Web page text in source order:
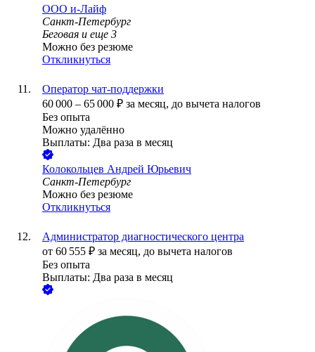
ООО и-Лайф
Санкт-Петербург
Беговая и еще 3
Можно без резюме
Откликнуться
Оператор чат-поддержки
60 000 – 65 000 ₽ за месяц, до вычета налогов
Без опыта
Можно удалённо
Выплаты: Два раза в месяц
Колокольцев Андрей Юрьевич
Санкт-Петербург
Можно без резюме
Откликнуться
Администратор диагностического центра
от 60 555 ₽ за месяц, до вычета налогов
Без опыта
Выплаты: Два раза в месяц